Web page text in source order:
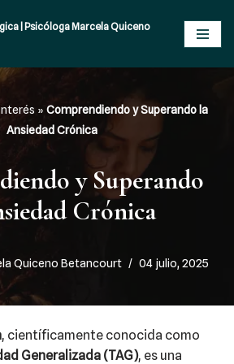
| Psicóloga Marcela Quiceno
» Comprendiendo y Superando la
Ansiedad Crónica
y Superando
Crónica
Quiceno Betancourt 04 julio, 2025
, científicamente conocida como
Generalizada (TAG), es una